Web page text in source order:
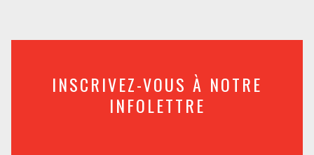
INSCRIVEZ-VOUS À NOTRE
INFOLETTRE